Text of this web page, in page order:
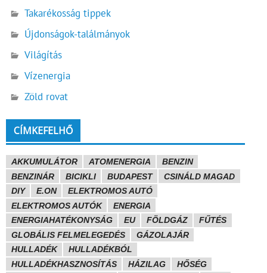
Takarékosság tippek
Újdonságok-találmányok
Világítás
Vízenergia
Zöld rovat
CÍMKEFELHŐ
AKKUMULÁTOR ATOMENERGIA
BENZIN
BENZINÁR
BICIKLI BUDAPEST
CSINÁLD MAGAD
DIY
E.ON
ELEKTROMOS AUTÓ
ELEKTROMOS AUTÓK
ENERGIA
ENERGIAHATÉKONYSÁG
EU FÖLDGÁZ
FŰTÉS
GLOBÁLIS FELMELEGEDÉS
GÁZOLAJÁR
HULLADÉK
HULLADÉKBÓL
HULLADÉKHASZNOSÍTÁS
HÁZILAG
HŐSÉG